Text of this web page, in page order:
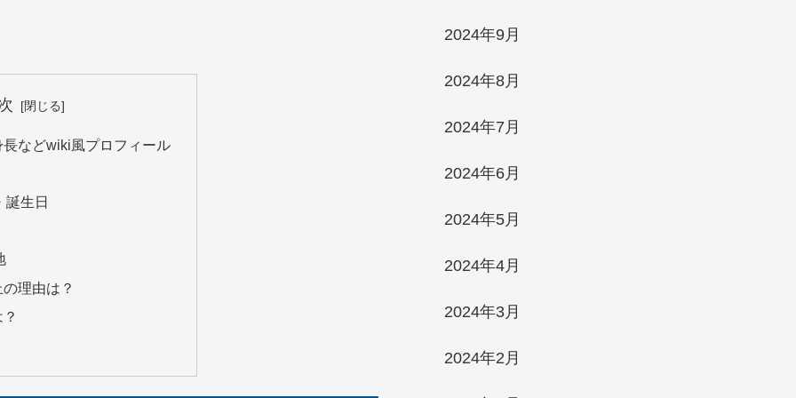
などwiki風プロフィール
誕生日
理由は？
2024年9月
2024年8月
2024年7月
2024年6月
2024年5月
2024年4月
2024年3月
2024年2月